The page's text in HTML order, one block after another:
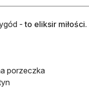
-to eliksir miłości.
porzeczka